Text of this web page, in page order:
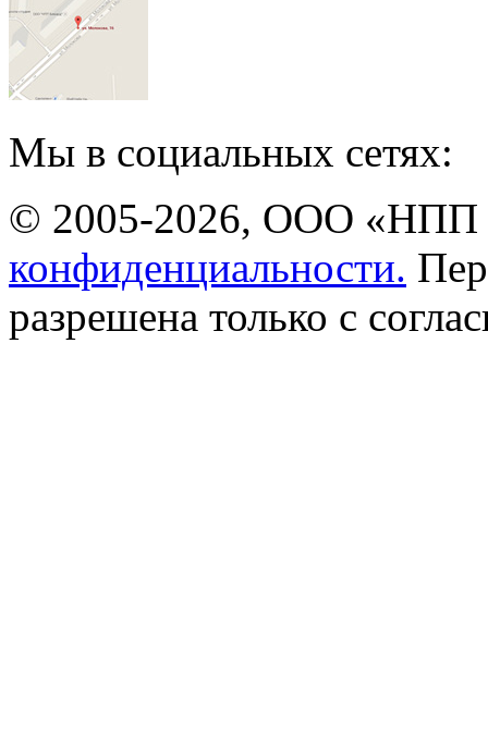
Мы в социальных сетях:
© 2005-2026, ООО «НПП
конфиденциальности.
разрешена только с